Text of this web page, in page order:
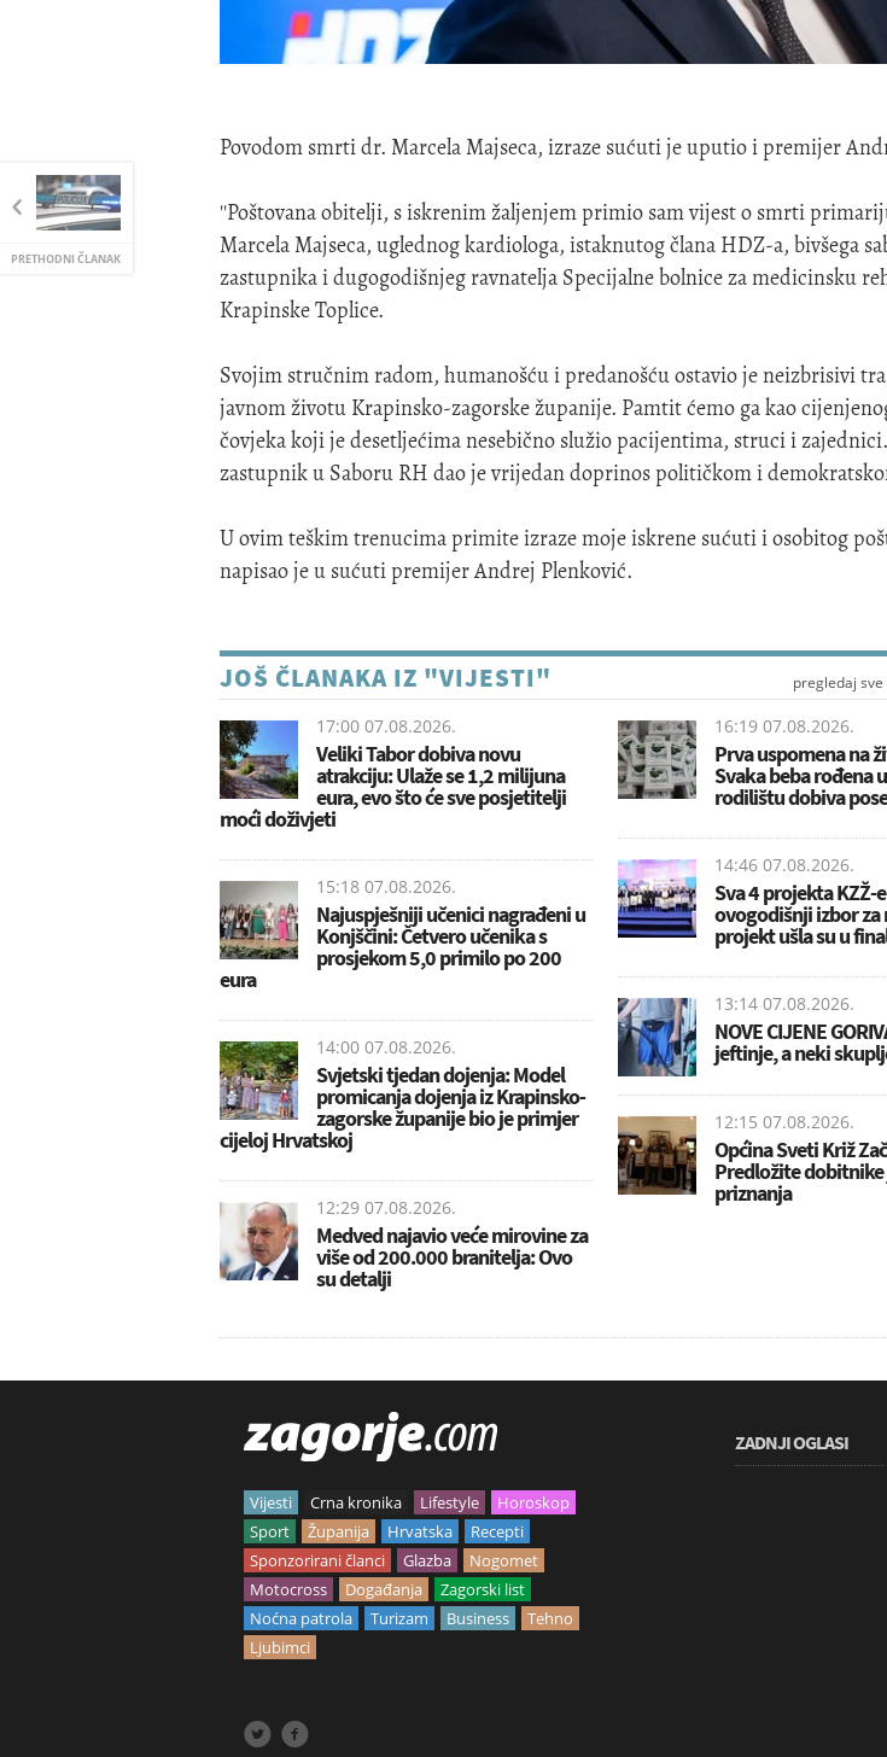
PRETHODNI ČLANAK
Povodom smrti dr. Marcela Majseca, izraze sućuti je uputio i premijer
''Poštovana obitelji, s iskrenim žaljenjem primio sam vijest o smrti
Marcela Majseca, uglednog kardiologa, istaknutog člana HDZ-a, bivšega
zastupnika i dugogodišnjeg ravnatelja Specijalne bolnice za medicinsku
Krapinske Toplice.
Svojim stručnim radom, humanošću i predanošću ostavio je neizbrisivi
javnom životu Krapinsko-zagorske županije. Pamtit ćemo ga kao
čovjeka koji je desetljećima nesebično služio pacijentima, struci i
zastupnik u Saboru RH dao je vrijedan doprinos političkom i
U ovim teškim trenucima primite izraze moje iskrene sućuti i osobitog
napisao je u sućuti premijer Andrej Plenković.
JOŠ ČLANAKA IZ "VIJESTI" pregledaj
17:00 07.08.2026.
Veliki Tabor dobiva novu
atrakciju: Ulaže se 1,2 milijuna
eura, evo što će sve posjetitelji
moći doživjeti
15:18 07.08.2026.
Najuspješniji učenici nagrađeni u
Konjščini: Četvero učenika s
prosjekom 5,0 primilo po 200
eura
14:00 07.08.2026.
Svjetski tjedan dojenja: Model
promicanja dojenja iz Krapinsko-
zagorske županije bio je primjer
cijeloj Hrvatskoj
12:29 07.08.2026.
Medved najavio veće mirovine za
više od 200.000 branitelja: Ovo
su detalji
16:19 07.08.2026.
Prva uspomena na
Svaka beba rođena
rodilištu dobiva
14:46 07.08.2026.
Sva 4 projekta KZŽ-
ovogodišnji izbor za
projekt ušla su u
13:14 07.08.2026.
NOVE CIJENE
jeftinje, a neki
12:15 07.08.2026.
Općina Sveti Križ
Predložite
priznanja
Vijesti Crna kronika Lifestyle
Horoskop
Sport
Županija Hrvatska
Recepti
Sponzorirani članci
Glazba
Nogomet
Motocross
Događanja
Zagorski list
Noćna patrola
Turizam Business
Tehno
Ljubimci
 
ZADNJI OGLASI